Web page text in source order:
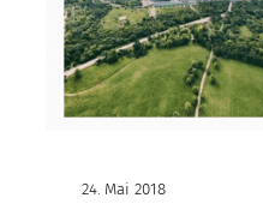
24. Mai 2018